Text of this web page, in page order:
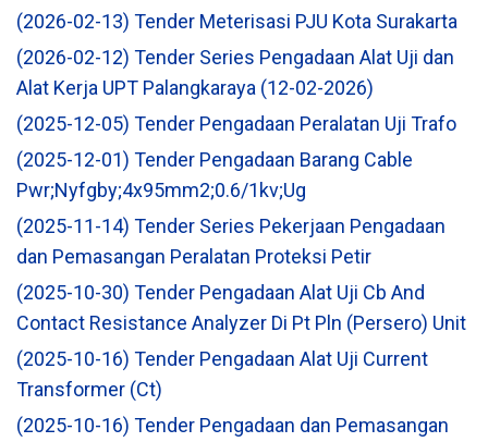
(2026-02-13) Tender Meterisasi PJU Kota Surakarta
(2026-02-12) Tender Series Pengadaan Alat Uji dan
Alat Kerja UPT Palangkaraya (12-02-2026)
(2025-12-05) Tender Pengadaan Peralatan Uji Trafo
(2025-12-01) Tender Pengadaan Barang Cable
Pwr;Nyfgby;4x95mm2;0.6/1kv;Ug
(2025-11-14) Tender Series Pekerjaan Pengadaan
dan Pemasangan Peralatan Proteksi Petir
(2025-10-30) Tender Pengadaan Alat Uji Cb And
Contact Resistance Analyzer Di Pt Pln (Persero) Unit
(2025-10-16) Tender Pengadaan Alat Uji Current
Transformer (Ct)
(2025-10-16) Tender Pengadaan dan Pemasangan